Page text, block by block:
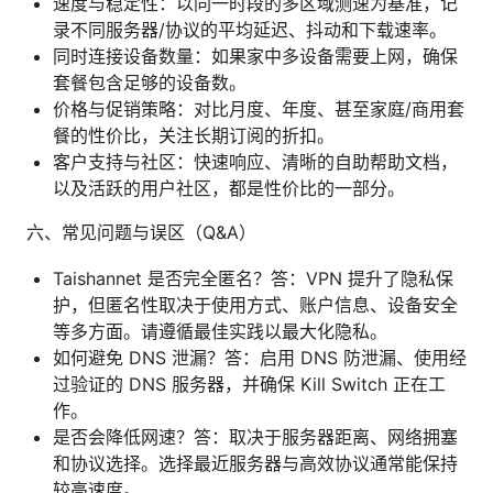
录不同服务器/协议的平均延迟、抖动和下载速率。
同时连接设备数量：如果家中多设备需要上网，确保
套餐包含足够的设备数。
价格与促销策略：对比月度、年度、甚至家庭/商用套
餐的性价比，关注长期订阅的折扣。
客户支持与社区：快速响应、清晰的自助帮助文档，
以及活跃的用户社区，都是性价比的一部分。
六、常见问题与误区（Q&A）
Taishannet 是否完全匿名？答：VPN 提升了隐私保
护，但匿名性取决于使用方式、账户信息、设备安全
等多方面。请遵循最佳实践以最大化隐私。
如何避免 DNS 泄漏？答：启用 DNS 防泄漏、使用经
过验证的 DNS 服务器，并确保 Kill Switch 正在工
作。
是否会降低网速？答：取决于服务器距离、网络拥塞
和协议选择。选择最近服务器与高效协议通常能保持